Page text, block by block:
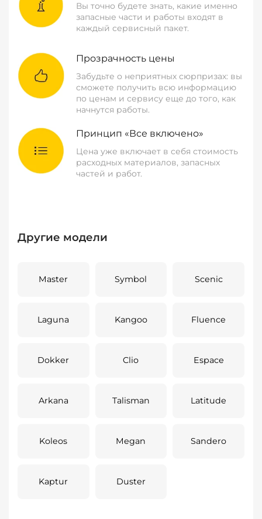
Вы точно будете знать, какие именно
запасные части и работы входят в
каждый сервисный пакет.
Прозрачность цены
Забудьте о неприятных сюрпризах: вы
сможете получить всю информацию
по ценам и сервису еще до того, как
начнутся работы.
Принцип «Все включено»
Цена уже включает в себя стоимость
расходных материалов, запасных
частей и работ.
Другие модели
Master Symbol Scenic
Laguna Kangoo Fluence
Dokker Clio Espace
Arkana Talisman Latitude
Koleos Megan Sandero
Kaptur Duster